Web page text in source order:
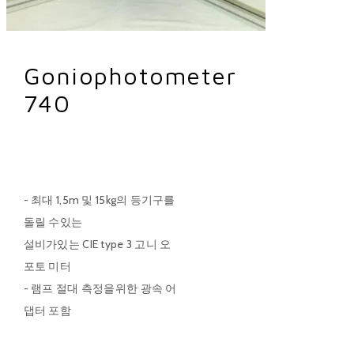
Goniophotometer
740
- 최대 1,5m 및 15kg의 등기구를
돌릴 수있는
설비가있는 CIE type 3 고니 오
포토 미터
- 램프 절대 측정을위한 광속 어
댑터 포함